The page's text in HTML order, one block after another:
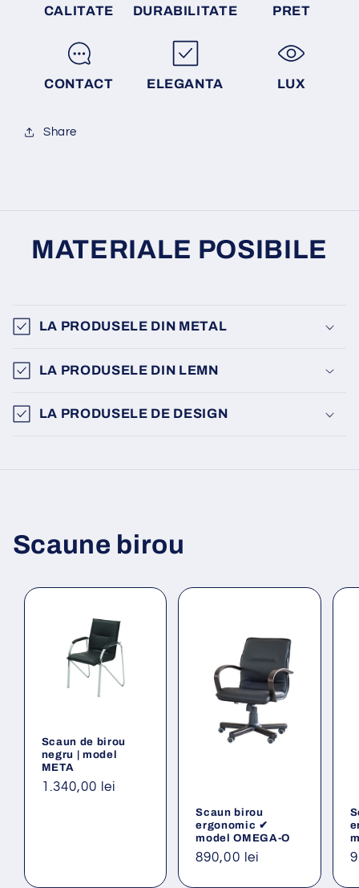
CALITATE DURABILITATE PRET
CONTACT ELEGANTA LUX
Share
MATERIALE POSIBILE
LA PRODUSELE DIN METAL
LA PRODUSELE DIN LEMN
LA PRODUSELE DE DESIGN
Scaune birou
Scaun de birou
negru | model
META
Preț
1.340,00 lei
Scaun birou
ergonomic ✔
model OMEGA-O
Preț
890,00 lei